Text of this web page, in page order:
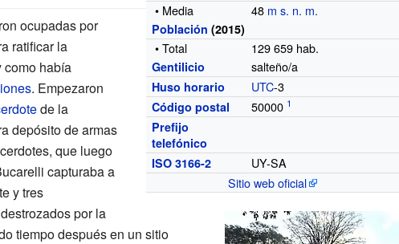
• Media 48 m s. n. m.
Población (2015)
• Total 129 659 hab.
Gentilicio salteño/a
Huso horario UTC-3
Código postal 50000
Prefijo
telefónico
ISO 3166-2
UY-SA
Sitio web oficial
ocupadas por
ratificar la
como había
. Empezaron
de la
depósito de armas
que luego
capturaba a
y tres
por la
tiempo después en un sitio